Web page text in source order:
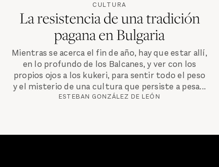
CULTURA
La resistencia de una tradición
pagana en Bulgaria
Mientras se acerca el fin de año, hay que estar allí,
en lo profundo de los Balcanes, y ver con los
propios ojos a los kukeri, para sentir todo el peso
y el misterio de una cultura que persiste a pesa...
ESTEBAN GONZÁLEZ DE LEÓN